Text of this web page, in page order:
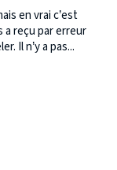
en vrai c’est
a reçu par erreur
Il n’y a pas...